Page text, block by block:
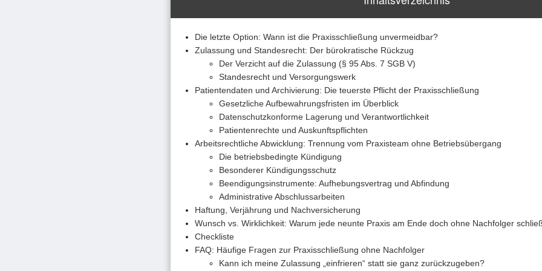
Die letzte Option: Wann ist die Praxisschließung unvermeidbar?
Zulassung und Standesrecht: Der bürokratische Rückzug
Der Verzicht auf die Zulassung (§ 95 Abs. 7 SGB V)
Standesrecht und Versorgungswerk
Patientendaten und Archivierung: Die teuerste Pflicht der Praxisschließung
Gesetzliche Aufbewahrungsfristen im Überblick
Datenschutzkonforme Lagerung und Verantwortlichkeit
Patientenrechte und Auskunftspflichten
Arbeitsrechtliche Abwicklung: Trennung vom Praxisteam ohne Betriebsübergang
Die betriebsbedingte Kündigung
Besonderer Kündigungsschutz
Beendigungsinstrumente: Aufhebungsvertrag und Abfindung
Administrative Abschlussarbeiten
Haftung, Verjährung und Nachversicherung
Wunsch vs. Wirklichkeit: Warum jede neunte Praxis am Ende doch ohne Nachfolger
Checkliste
FAQ: Häufige Fragen zur Praxisschließung ohne Nachfolger
Kann ich meine Zulassung „einfrieren“ statt sie ganz zurückzugeben?